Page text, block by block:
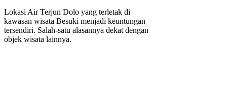
Lokasi Air Terjun Dolo yang terletak di
kawasan wisata Besuki menjadi keuntungan
tersendiri. Salah-satu alasannya dekat dengan
objek wisata lainnya.